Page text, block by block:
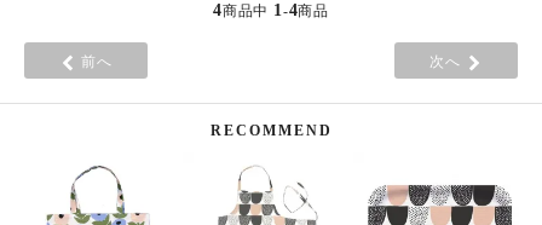
4商品中 1-4商品
前へ 次へ
RECOMMEND